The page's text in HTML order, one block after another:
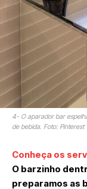
4- O aparador bar
de bebida. Foto: Pinterest
Conheça os
O barzinho
preparamos as